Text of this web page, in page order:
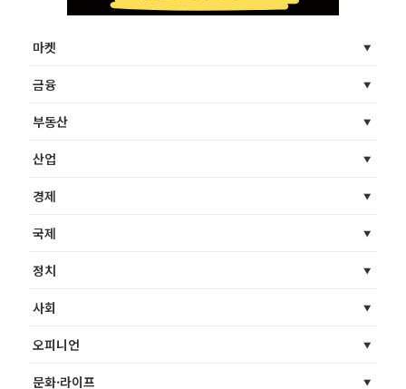
마켓
금융
부동산
산업
경제
국제
정치
사회
오피니언
문화·라이프